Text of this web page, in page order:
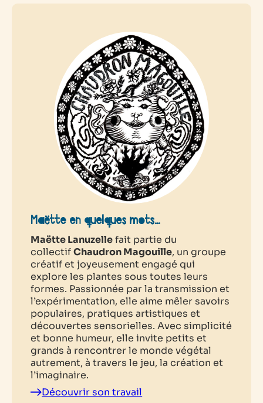
Maëtte en quelques mots…
Maëtte Lanuzellefait partie du
collectifChaudron Magouille, un groupe
créatif et joyeusement engagé qui
explore les plantes sous toutes leurs
formes. Passionnée par la transmission et
l’expérimentation, elle aime mêler savoirs
populaires, pratiques artistiques et
découvertes sensorielles. Avec simplicité
et bonne humeur, elle invite petits et
grands à rencontrer le monde végétal
autrement, à travers le jeu, la création et
l’imaginaire.
Découvrir son travail